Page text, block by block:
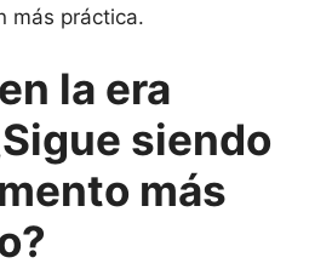
más práctica.
la era
siendo
más